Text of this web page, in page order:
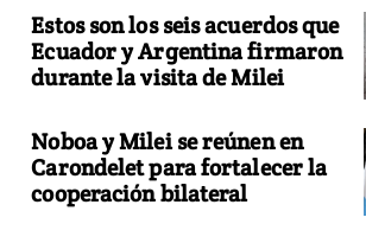
Estos son los seis acuerdos que
Ecuador y Argentina firmaron
durante la visita de Milei
Noboa y Milei se reúnen en
Carondelet para fortalecer la
cooperación bilateral